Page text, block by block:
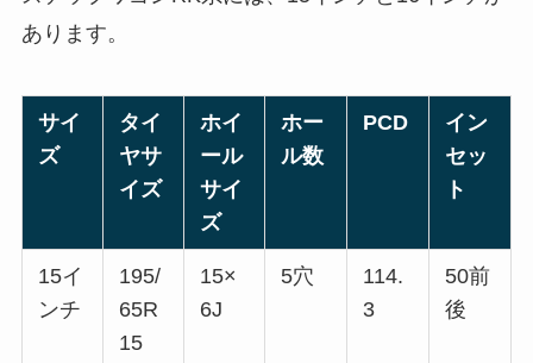
あります。
サイ
ズ
タイ
ヤサ
イズ
ホイ
ール
サイ
ズ
ホー
ル数
PCD
イン
セッ
ト
15イ
ンチ
195/
65R
15
15×
6J
5穴
114.
3
50前
後